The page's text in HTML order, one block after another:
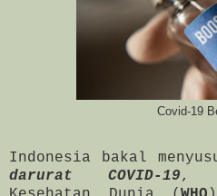
Covid-19
Indonesia bakal
darurat COVID-19,